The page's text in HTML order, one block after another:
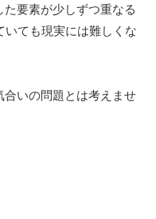
要素が少しずつ重なる
いても現実には難しくな
いの問題とは考えませ